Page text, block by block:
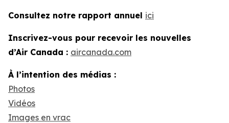
Consultez notre rapport annuel ici
Inscrivez-vous pour recevoir les nouvelles
d’Air Canada : aircanada.com
À l’intention des médias :
Photos
Vidéos
Images en vrac